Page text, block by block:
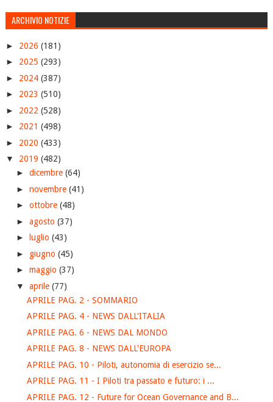
ARCHIVIO NOTIZIE
► 2026 (181)
► 2025 (293)
► 2024 (387)
► 2023 (510)
► 2022 (528)
► 2021 (498)
► 2020 (433)
▼ 2019 (482)
► dicembre (64)
► novembre (41)
► ottobre (48)
► agosto (37)
►
luglio (43)
► giugno (45)
► maggio (37)
▼ aprile (77)
APRILE PAG. 2 - SOMMARIO
APRILE PAG. 4 - NEWS DALL'ITALIA
APRILE PAG. 6 - NEWS DAL MONDO
APRILE PAG. 8 - NEWS DALL'EUROPA
APRILE PAG. 10 - Piloti, autonomia di esercizio se...
APRILE PAG. 11 - I Piloti tra passato e futuro: i ...
APRILE PAG. 12 - Future for Ocean Governance and B...